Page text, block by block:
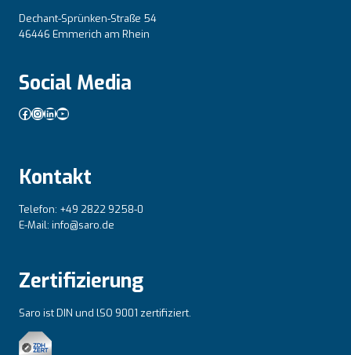
Dechant-Sprünken-Straße 54
46446 Emmerich am Rhein
Social Media
Facebook
Instagram
LinkedIn
YouTube
Kontakt
Telefon: +49 2822 9258-0
E-Mail: info@saro.de
Zertifizierung
Saro ist DIN und lSO 9001 zertifiziert.